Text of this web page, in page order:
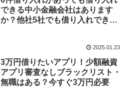
できる中小金融会社はあります
か？他社5社でも借り入れできる
2025.01.23
3万円借りたいアプリ！少額融資
アプリ審査なしブラックリスト・
無職はある？今すぐ3万円必要